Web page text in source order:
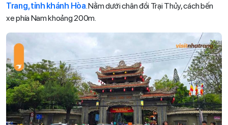
Trang, tỉnh khánh Hòa . Nằm dưới chân đồi Trại Thủy, cách bến
xe phía Nam khoảng 200m.